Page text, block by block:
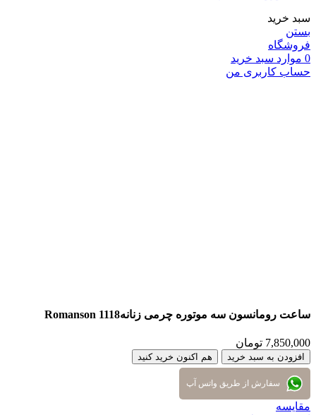
سبد خرید
بستن
فروشگاه
0 موارد سبد خرید
حساب کاربری من
ساعت رومانسون سه موتوره چرمی زنانهRomanson 1118
7,850,000 تومان
افزودن به سبد خرید هم اکنون خرید کنید
سفارش از طریق واتس آپ
مقایسه